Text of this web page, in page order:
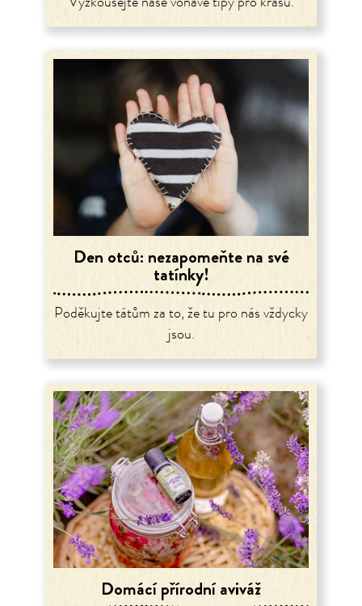
Den otců: nezapomeňte na své
tatínky!
Poděkujte tátům za to, že tu pro nás vždycky
jsou.
Domácí přírodní aviváž